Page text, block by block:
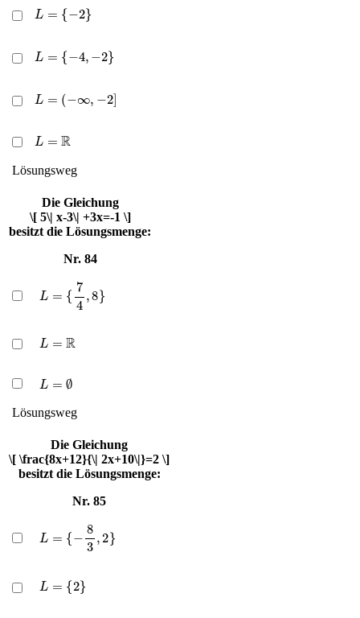
L {− }
{− ,− }
(−
L R
Lösungsweg
Die Gleichung
\[ 5\| x-3\| +3x=-1 \]
besitzt die Lösungsmenge:
Nr. 84
L 7 4, 8}
L R
L ∅
Lösungsweg
Die Gleichung
\[ \frac{8x+12}{\| 2x+10\|}=2 \]
besitzt die Lösungsmenge:
Nr. 85
L {− 3, }
L 2}